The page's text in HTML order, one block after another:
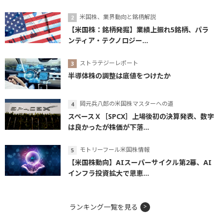
米国株、業界動向と銘柄解説
【米国株：銘柄発掘】業績上振れ5銘柄、パラ
ンティア・テクノロジー...
ストラテジーレポート
半導体株の調整は底値をつけたか
岡元兵八郎の米国株マスターへの道
スペースＸ［SPCX］上場後初の決算発表、数字
は良かったが株価が下落...
モトリーフール米国株情報
【米国株動向】AIスーパーサイクル第2幕、AI
インフラ投資拡大で恩恵...
ランキング一覧を見る